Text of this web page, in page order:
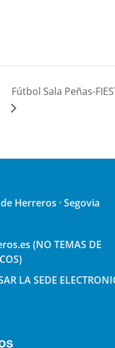
Fútbol Sala Peñas-
Herreros · Segovia
(NO TEMAS DE
LA SEDE